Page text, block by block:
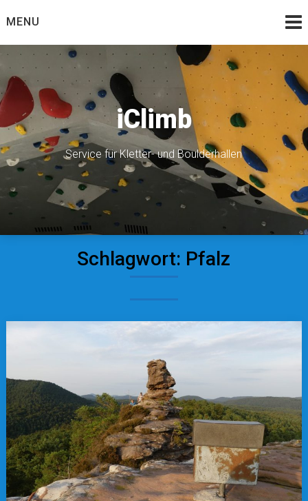
toMENU
iClimb
Service für Kletter- und Boulderhallen
Schlagwort: Pfalz